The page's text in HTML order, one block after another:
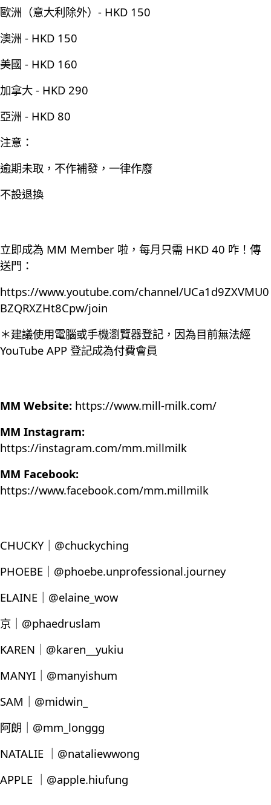
歐洲（意大利除外）- HKD 150
澳洲 - HKD 150
美國 - HKD 160
加拿大 - HKD 290
亞洲 - HKD 80
注意：
逾期未取，不作補發，一律作廢
不設退換
立即成為 MM Member 啦，每月只需 HKD 40 咋！傳
送門：
https://www.youtube.com/channel/UCa1d9ZXVMU0
BZQRXZHt8Cpw/join
＊建議使用電腦或手機瀏覽器登記，因為目前無法經
YouTube APP 登記成為付費會員
MM Website: https://www.mill-milk.com/
MM Instagram:
https://instagram.com/mm.millmilk
MM Facebook:
https://www.facebook.com/mm.millmilk
CHUCKY｜@chuckyching
PHOEBE｜@phoebe.unprofessional.journey
ELAINE｜@elaine_wow
京｜@phaedruslam
KAREN｜@karen__yukiu
MANYI｜@manyishum
SAM｜@midwin_
阿朗｜@mm_longgg
NATALIE ｜@nataliewwong
APPLE ｜@apple.hiufung